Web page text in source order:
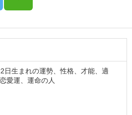
日生まれの運勢、性格、才能、適
愛運、運命の人